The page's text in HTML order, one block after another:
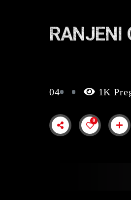
RANJENI
04 1K
0